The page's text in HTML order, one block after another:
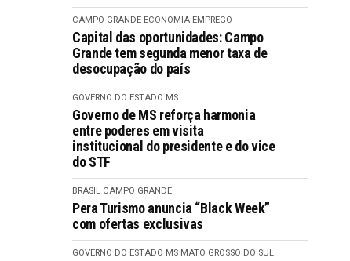
CAMPO GRANDE ECONOMIA EMPREGO
Capital das oportunidades: Campo
Grande tem segunda menor taxa de
desocupação do país
GOVERNO DO ESTADO MS
Governo de MS reforça harmonia
entre poderes em visita
institucional do presidente e do vice
do STF
BRASIL CAMPO GRANDE
Pera Turismo anuncia “Black Week”
com ofertas exclusivas
GOVERNO DO ESTADO MS MATO GROSSO DO SUL